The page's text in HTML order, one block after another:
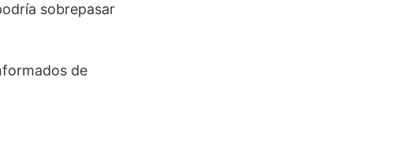
sobrepasar
de